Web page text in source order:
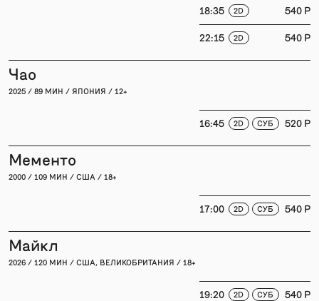
18:35 2D 540 P
22:15 2D 540 P
Чао
2025 / 89 МИН / ЯПОНИЯ / 12+
16:45 2D СУБ 520 P
Мементо
2000 / 109 МИН / США / 18+
17:00 2D СУБ 540 P
Майкл
2026 / 120 МИН / США, ВЕЛИКОБРИТАНИЯ / 18+
19:20 2D СУБ 540 P